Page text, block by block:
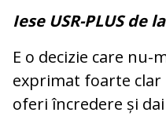
Iese USR-PLUS de
E o decizie care nu-
exprimat foarte clar
oferi încredere și